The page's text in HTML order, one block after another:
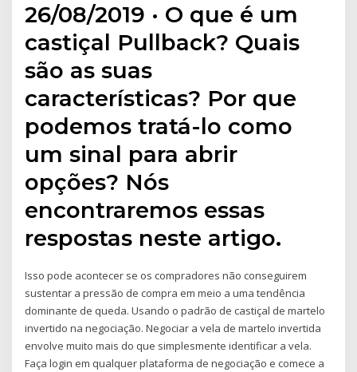
26/08/2019 · O que é um
castiçal Pullback? Quais
são as suas
características? Por que
podemos tratá-lo como
um sinal para abrir
opções? Nós
encontraremos essas
respostas neste artigo.
Isso pode acontecer se os compradores não conseguirem
sustentar a pressão de compra em meio a uma tendência
dominante de queda. Usando o padrão de castiçal de martelo
invertido na negociação. Negociar a vela de martelo invertida
envolve muito mais do que simplesmente identificar a vela.
Faça login em qualquer plataforma de negociação e comece a